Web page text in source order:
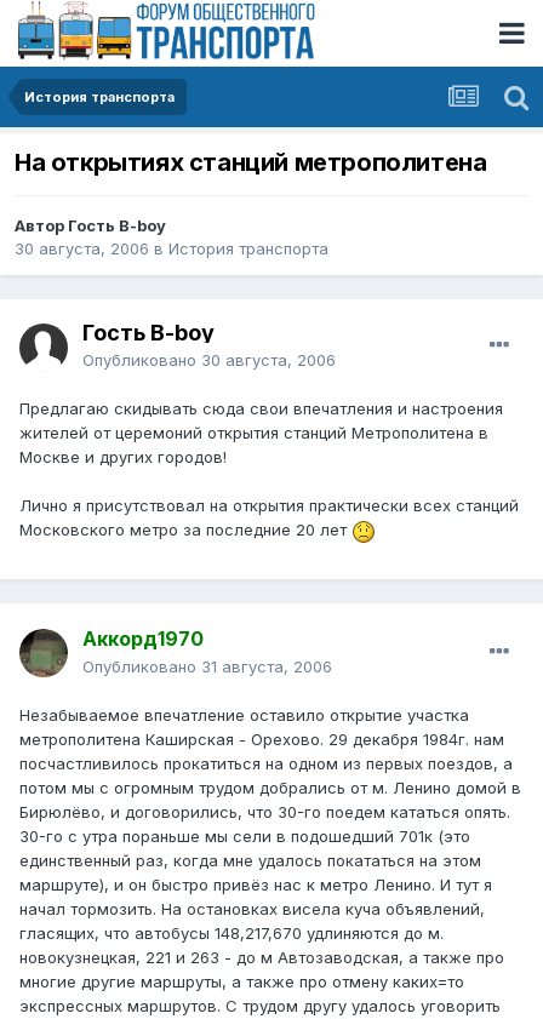
История транспорта
На открытиях станций метрополитена
Автор Гость B-boy
30 августа, 2006 в История транспорта
Гость B-boy
Опубликовано 30 августа, 2006
Предлагаю скидывать сюда свои впечатления и настроения
жителей от церемоний открытия станций Метрополитена в
Москве и других городов!
Лично я присутствовал на открытия практически всех станций
Московского метро за последние 20 лет
Аккорд1970
Опубликовано 31 августа, 2006
Незабываемое впечатление оставило открытие участка
метрополитена Каширская - Орехово. 29 декабря 1984г. нам
посчастливилось прокатиться на одном из первых поездов, а
потом мы с огромным трудом добрались от м. Ленино домой в
Бирюлёво, и договорились, что 30-го поедем кататься опять.
30-го с утра пораньше мы сели в подошедший 701к (это
единственный раз, когда мне удалось покататься на этом
маршруте), и он быстро привёз нас к метро Ленино. И тут я
начал тормозить. На остановках висела куча объявлений,
гласящих, что автобусы 148,217,670 удлиняются до м.
новокузнецкая, 221 и 263 - до м Автозаводская, а также про
многие другие маршруты, а также про отмену каких=то
экспрессных маршрутов. С трудом другу удалось уговорить